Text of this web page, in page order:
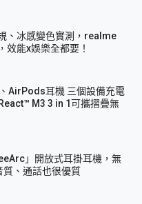
、冰感變色實測，realme
效能x娛樂全都要！
AirPods耳機 三個設備充電
M3 3 in 1可攜摺疊無
」開放式耳掛耳機，無
質、通話也很優質